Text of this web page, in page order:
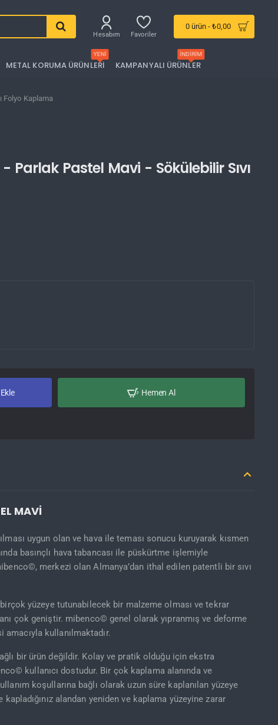
Hesabım Favoriler
0 ürün - ₺0,00
METAL KORUMA ÜRÜNLERI
YENI
KAMPANYALI ÜRÜNLER
İNDIRIM
Folyo Kaplama
Pastel Mavi - Sökülebilir Sıvı
Hemen Al
MAVİ
uygun olan ve hava ile teması sonucu kuruyarak kısmen
basınçlı hava tabancası ile püskürtme işlemiyle
merkezi olan Almanya’dan ithal edilen patentli bir sıvı
yüzeye tutunabilecek bir malzeme olması ve tekrar
çok geniştir. mibenco© genel olarak yıpranmış ve deforme
kullanılmaktadır.
bir ürün değildir. Kolay ve pratik olduğu için ekstra
kullanıcı dostudur. Bir çok kaplama alanında ve
koşullarına bağlı olarak uzun süre kaplanılan yüzeye
alandan yeniden ve kaplama yüzeyine zarar